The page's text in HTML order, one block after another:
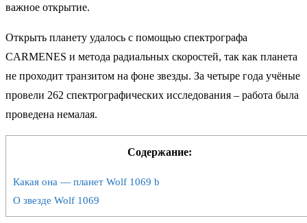
важное открытие.
Открыть планету удалось с помощью спектрографа
CARMENES и метода радиальных скоростей, так как планета
не проходит транзитом на фоне звезды. За четыре года учёные
провели 262 спектрографических исследования – работа была
проведена немалая.
Содержание:
Какая она — планет Wolf 1069 b
О звезде Wolf 1069